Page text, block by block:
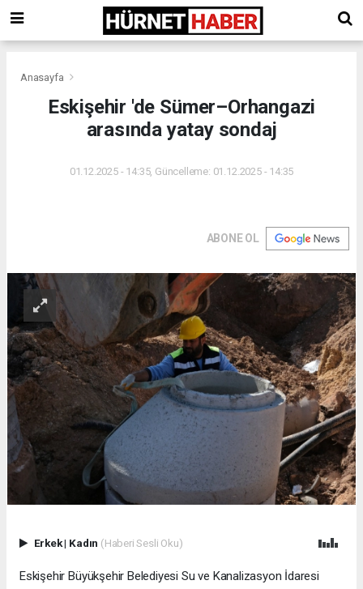
Anasayfa
Eskişehir 'de Sümer–Orhangazi
arasında yatay sondaj
01.12.2025 - 14:35, Güncelleme: 01.12.2025 - 14:35
ABONE OL
Erkek| Kadın (Haberi Sesli Oku)
Eskişehir Büyükşehir Belediyesi Su ve Kanalizasyon İdaresi